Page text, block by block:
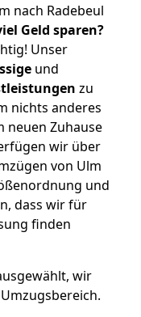
nach Radebeul
Geld sparen?
Unser
und
zu
nichts anderes
neuen Zuhause
wir über
von Ulm
und
dass wir für
finden
wir